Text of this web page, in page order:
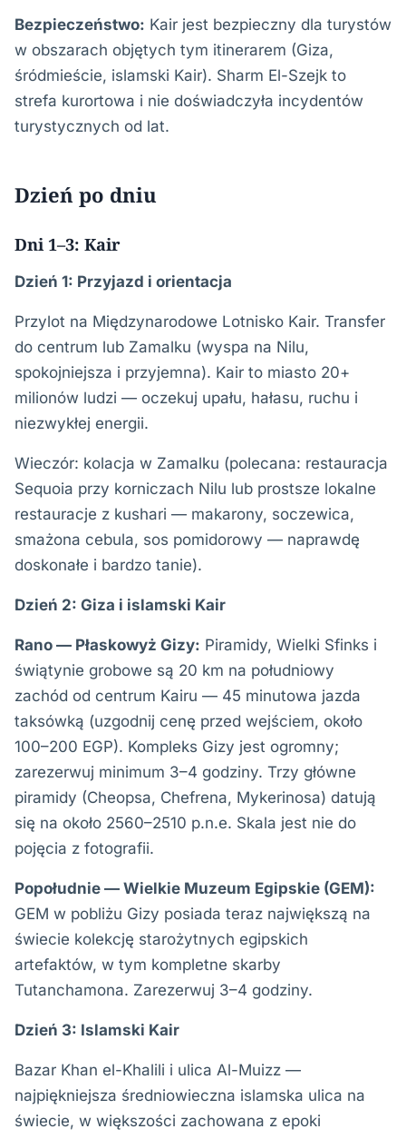
Bezpieczeństwo: Kair jest bezpieczny dla turystów
w obszarach objętych tym itinerarem (Giza,
śródmieście, islamski Kair). Sharm El-Szejk to
strefa kurortowa i nie doświadczyła incydentów
turystycznych od lat.
Dzień po dniu
Dni 1–3: Kair
Dzień 1: Przyjazd i orientacja
Przylot na Międzynarodowe Lotnisko Kair. Transfer
do centrum lub Zamalku (wyspa na Nilu,
spokojniejsza i przyjemna). Kair to miasto 20+
milionów ludzi — oczekuj upału, hałasu, ruchu i
niezwykłej energii.
Wieczór: kolacja w Zamalku (polecana: restauracja
Sequoia przy korniczach Nilu lub prostsze lokalne
restauracje z kushari — makarony, soczewica,
smażona cebula, sos pomidorowy — naprawdę
doskonałe i bardzo tanie).
Dzień 2: Giza i islamski Kair
Rano — Płaskowyż Gizy: Piramidy, Wielki Sfinks i
świątynie grobowe są 20 km na południowy
zachód od centrum Kairu — 45 minutowa jazda
taksówką (uzgodnij cenę przed wejściem, około
100–200 EGP). Kompleks Gizy jest ogromny;
zarezerwuj minimum 3–4 godziny. Trzy główne
piramidy (Cheopsa, Chefrena, Mykerinosa) datują
się na około 2560–2510 p.n.e. Skala jest nie do
pojęcia z fotografii.
Popołudnie — Wielkie Muzeum Egipskie (GEM):
GEM w pobliżu Gizy posiada teraz największą na
świecie kolekcję starożytnych egipskich
artefaktów, w tym kompletne skarby
Tutanchamona. Zarezerwuj 3–4 godziny.
Dzień 3: Islamski Kair
Bazar Khan el-Khalili i ulica Al-Muizz —
najpiękniejsza średniowieczna islamska ulica na
świecie, w większości zachowana z epoki